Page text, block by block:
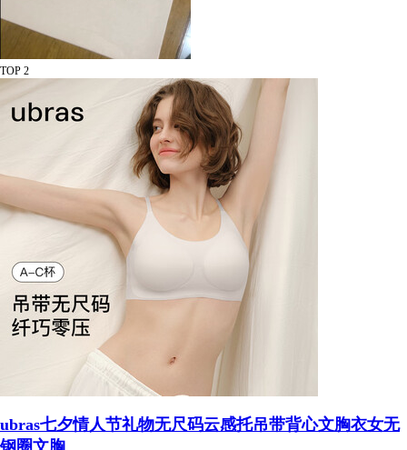
TOP 2
ubras七夕情人节礼物无尺码云感托吊带背心文胸衣女无
钢圈文胸